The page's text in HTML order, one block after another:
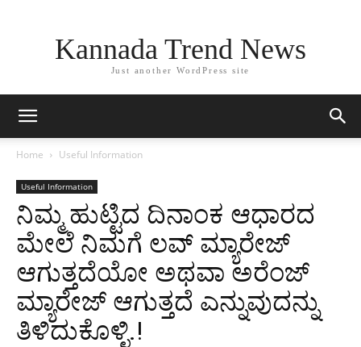
Kannada Trend News
Just another WordPress site
Home Useful Information
Useful Information
ನಿಮ್ಮ ಹುಟ್ಟಿದ ದಿನಾಂಕ ಆಧಾರದ
ಮೇಲೆ ನಿಮಗೆ ಲವ್ ಮ್ಯಾರೇಜ್
ಆಗುತ್ತದೆಯೋ ಅಥವಾ ಅರೆಂಜ್
ಮ್ಯಾರೇಜ್ ಆಗುತ್ತದೆ ಎನ್ನುವುದನ್ನು
ತಿಳಿದುಕೊಳ್ಳಿ.!